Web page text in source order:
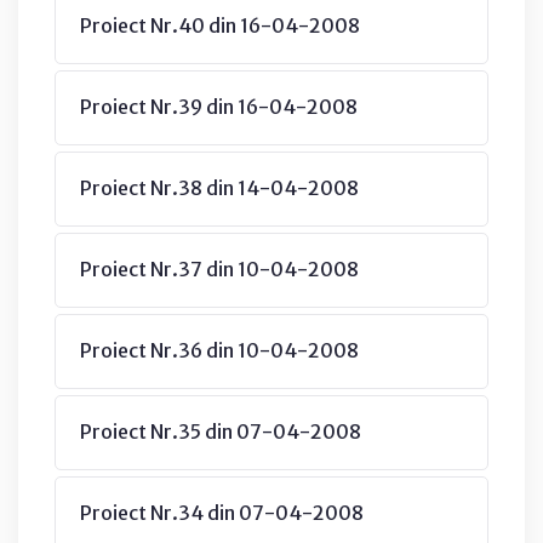
Proiect Nr.40 din 16-04-2008
Proiect Nr.39 din 16-04-2008
Proiect Nr.38 din 14-04-2008
Proiect Nr.37 din 10-04-2008
Proiect Nr.36 din 10-04-2008
Proiect Nr.35 din 07-04-2008
Proiect Nr.34 din 07-04-2008